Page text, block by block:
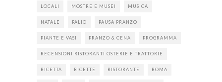
LOCALI MOSTRE E MUSEI MUSICA
NATALE PALIO PAUSA PRANZO
PIANTE E VASI PRANZO & CENA PROGRAMMA
RECENSIONI RISTORANTI OSTERIE E TRATTORIE
RICETTA RICETTE RISTORANTE ROMA